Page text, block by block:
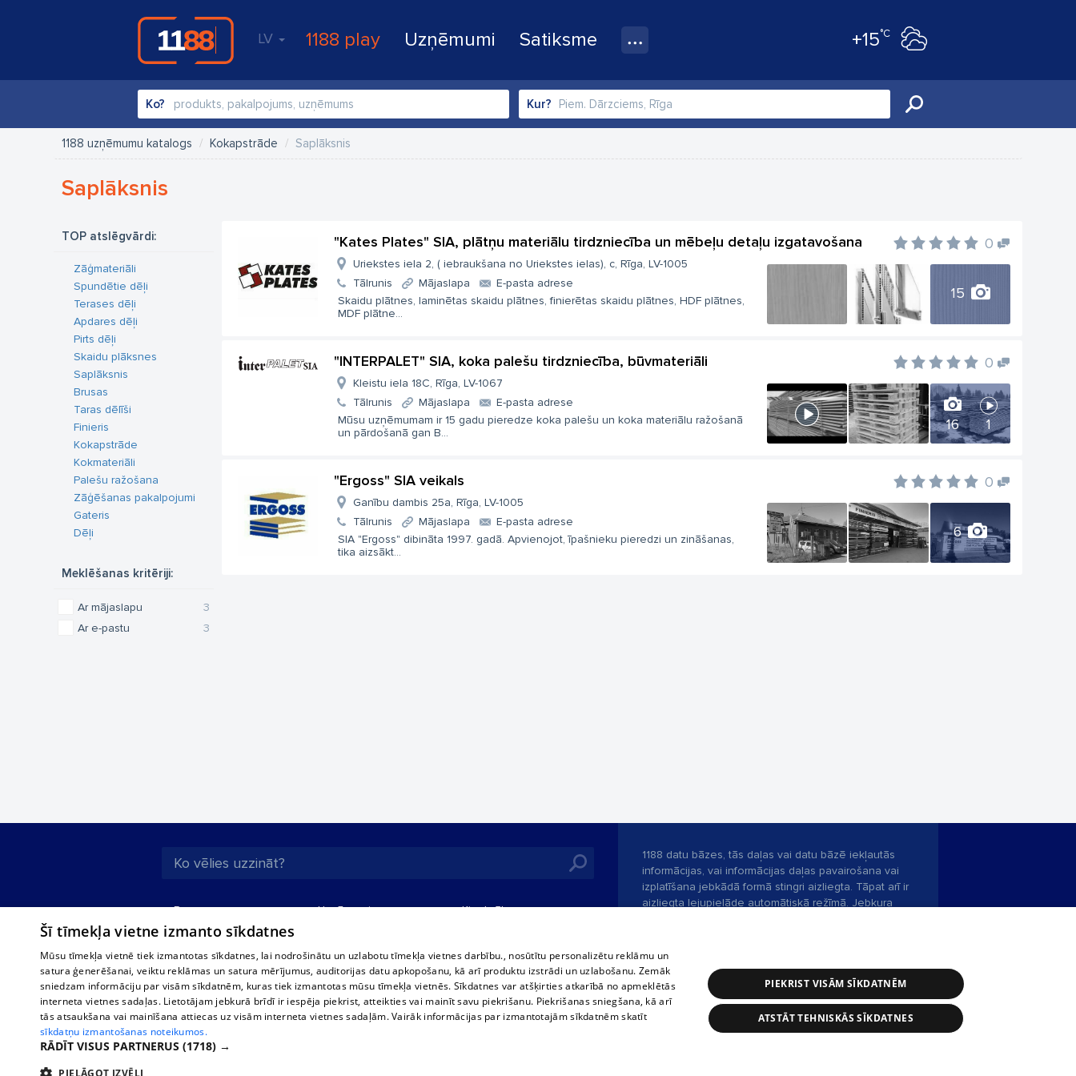
LV 1188 play Uzņēmumi Satiksme +15°C
Ko? Kur?
1188 uzņēmumu katalogs Kokapstrāde Saplāksnis
Saplāksnis
TOP atslēgvārdi:
Zāģmateriāli
Spundētie dēļi
Terases dēļi
Apdares dēļi
Pirts dēļi
Skaidu plāksnes
Saplāksnis
Brusas
Taras dēlīši
Finieris
Kokapstrāde
Kokmateriāli
Palešu ražošana
Zāģēšanas pakalpojumi
Gateris
Dēļi
Meklēšanas kritēriji:
3
Ar mājaslapu
3
Ar e-pastu
"Kates Plates" SIA, plātņu materiālu tirdzniecība un mēbeļu detaļu izgatavošana 0
15
Uriekstes iela 2, ( iebraukšana no Uriekstes ielas), c, Rīga, LV-1005
Tālrunis
Mājaslapa
E-pasta adrese
Skaidu plātnes, laminētas skaidu plātnes, finierētas skaidu plātnes, HDF plātnes,
MDF plātne...
"INTERPALET" SIA, koka palešu tirdzniecība, būvmateriāli 0
16 1
Kleistu iela 18C, Rīga, LV-1067
Tālrunis
Mājaslapa
E-pasta adrese
Mūsu uzņēmumam ir 15 gadu pieredze koka palešu un koka materiālu ražošanā
un pārdošanā gan B...
"Ergoss" SIA veikals 0
6
Ganību dambis 25a, Rīga, LV-1005
Tālrunis
Mājaslapa
E-pasta adrese
SIA "Ergoss" dibināta 1997. gadā. Apvienojot, īpašnieku pieredzi un zināšanas,
tika aizsākt...
Par mums
Reklāma
Biznesa klientiem
Tarifi
Privātuma politika
Sīkdatņu iestatījumi
Politiskā reklāma
Uzņēmumi
Autobusu biļetes
Vilcienu biļetes
Kinoteātros
Līguma noteikumi
360 Ziņas kontakti
1188 datu bāzes, tās daļas vai datu bāzē iekļautās
informācijas, vai informācijas daļas pavairošana vai
izplatīšana jebkādā formā stingri aizliegta. Tāpat arī ir
aizliegta lejupielāde automātiskā režīmā. Jebkura
Portāla palīdzības dienests: e-pasts -info@1188.lv
SIA Helio Media2004-2026
Šī tīmekļa vietne izmanto sīkdatnes
Mūsu tīmekļa vietnē tiek izmantotas sīkdatnes, lai nodrošinātu un uzlabotu tīmekļa vietnes darbību., nosūtītu personalizētu reklāmu un
satura ģenerēšanai, veiktu reklāmas un satura mērījumus, auditorijas datu apkopošanu, kā arī produktu izstrādi un uzlabošanu. Zemāk
sniedzam informāciju par visām sīkdatnēm, kuras tiek izmantotas mūsu tīmekļa vietnēs. Sīkdatnes var atšķirties atkarībā no apmeklētās
interneta vietnes sadaļas. Lietotājam jebkurā brīdī ir iespēja piekrist, atteikties vai mainīt savu piekrišanu. Piekrišanas sniegšana, kā arī
tās atsaukšana vai mainīšana attiecas uz visām interneta vietnes sadaļām. Vairāk informācijas par izmantotajām sīkdatnēm skatīt
sīkdatņu izmantošanas noteikumos.
RĀDĪT VISUS PARTNERUS (1718) →
PIELĀGOT IZVĒLI
PIEKRIST VISĀM SĪKDATNĒM
ATSTĀT TEHNISKĀS SĪKDATNES